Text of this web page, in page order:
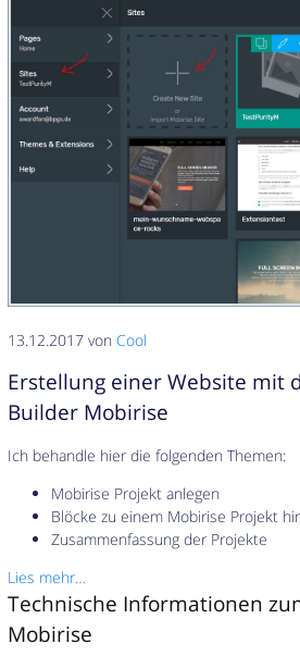
13.12.2017 vonCool
Erstellung einer Website mit
Builder Mobirise
Ich behandle hier die folgenden Themen:
Mobirise Projekt anlegen
Blöcke zu einem Mobirise Projekt
Zusammenfassung der Projekte
Lies mehr…
Technische Informationen
Mobirise